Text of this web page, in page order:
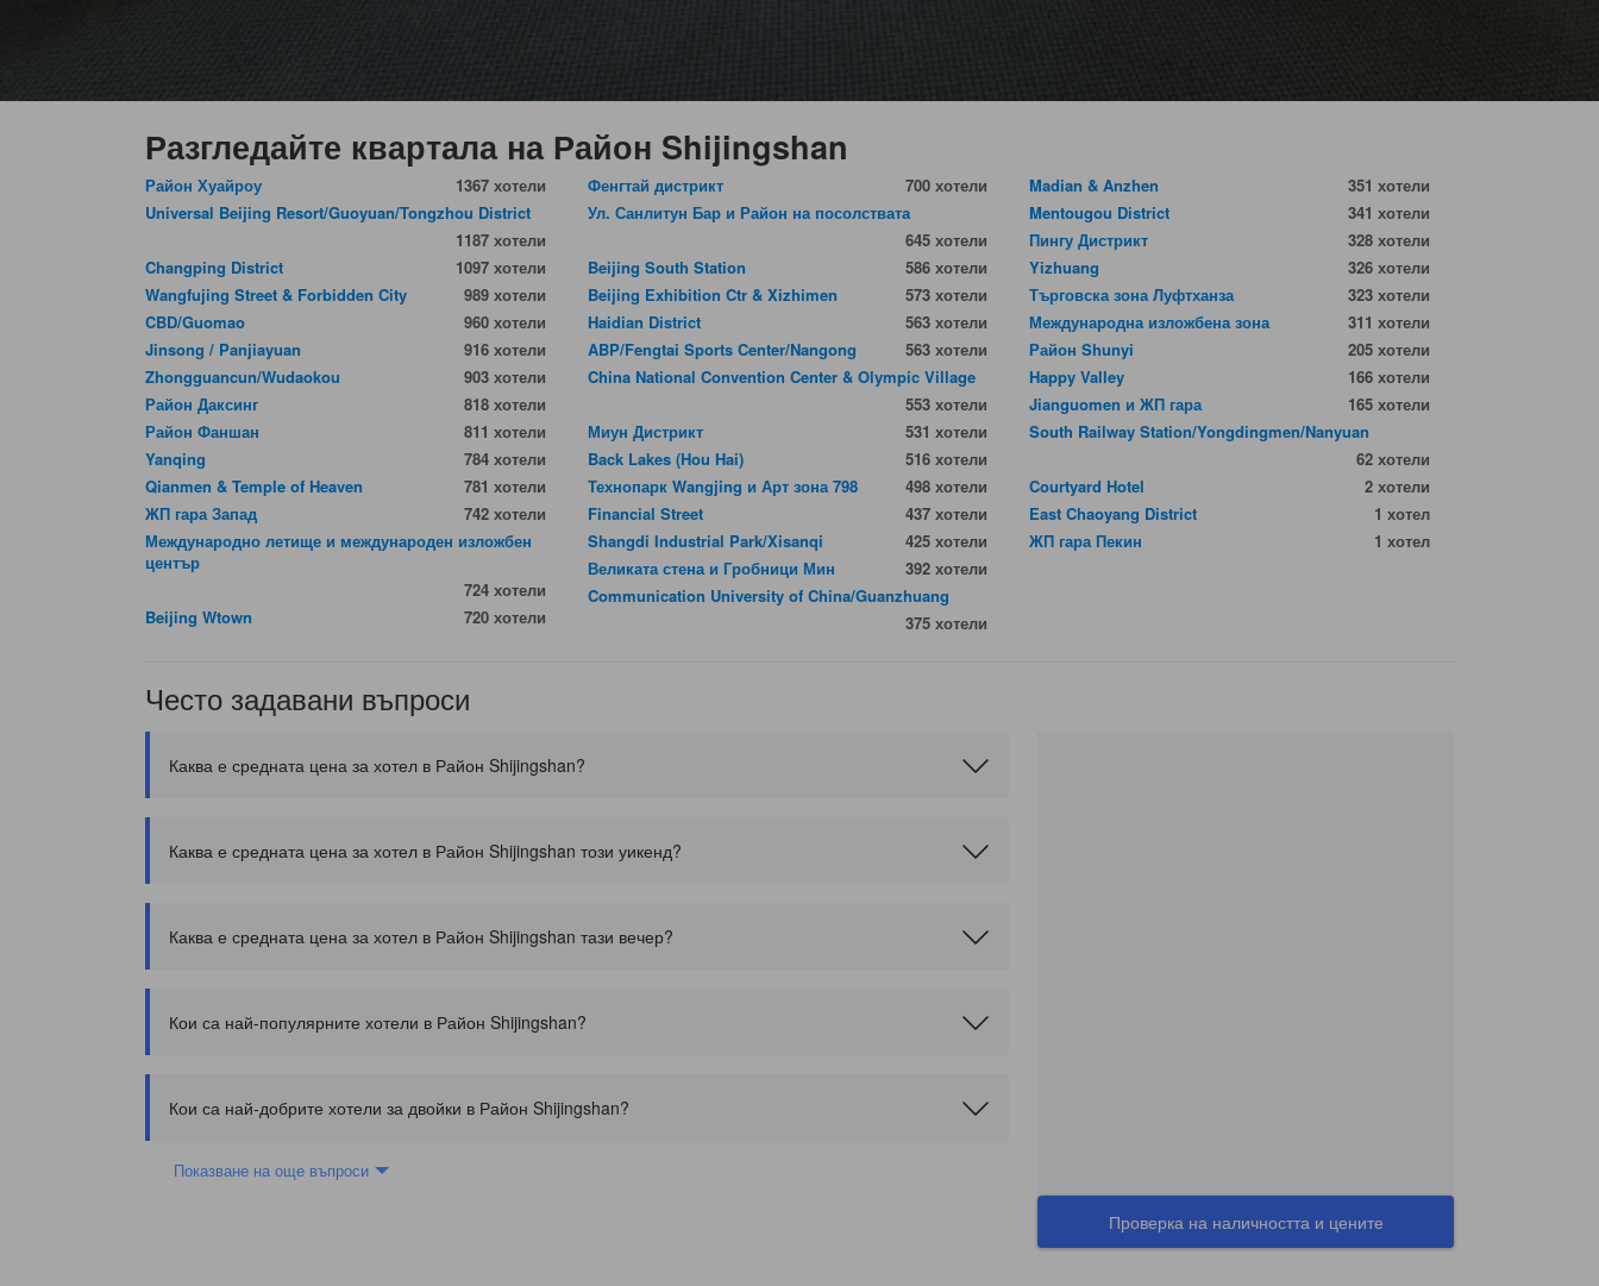
Разгледайте квартала на Район Shijingshan
Район Хуайроу
1367 хотели
Universal Beijing Resort/Guoyuan/Tongzhou District
1187 хотели
Changping District
1097 хотели
Wangfujing Street & Forbidden City
989 хотели
CBD/Guomao
960 хотели
Jinsong / Panjiayuan
916 хотели
Zhongguancun/Wudaokou
903 хотели
Район Даксинг
818 хотели
Район Фаншан
811 хотели
Yanqing
784 хотели
Qianmen & Temple of Heaven
781 хотели
ЖП гара Запад
742 хотели
Международно летище и международен изложбен
център
724 хотели
Beijing Wtown
720 хотели
Фенгтай дистрикт
700 хотели
Ул. Санлитун Бар и Район на посолствата
645 хотели
Beijing South Station
586 хотели
Beijing Exhibition Ctr & Xizhimen
573 хотели
Haidian District
563 хотели
ABP/Fengtai Sports Center/Nangong
563 хотели
China National Convention Center & Olympic Village
553 хотели
Миун Дистрикт
531 хотели
Back Lakes (Hou Hai)
516 хотели
Технопарк Wangjing и Арт зона 798
498 хотели
Financial Street
437 хотели
Shangdi Industrial Park/Xisanqi
425 хотели
Великата стена и Гробници Мин
392 хотели
Communication University of China/Guanzhuang
375 хотели
Madian & Anzhen
351 хотели
Mentougou District
341 хотели
Пингу Дистрикт
328 хотели
Yizhuang
326 хотели
Търговска зона Луфтханза
323 хотели
Международна изложбена зона
311 хотели
Район Shunyi
205 хотели
Happy Valley
166 хотели
Jianguomen и ЖП гара
165 хотели
South Railway Station/Yongdingmen/Nanyuan
62 хотели
Courtyard Hotel
2 хотели
East Chaoyang District
1 хотел
ЖП гара Пекин
1 хотел
Често задавани въпроси
Каква е средната цена за хотел в Район Shijingshan?
Каква е средната цена за хотел в Район Shijingshan този уикенд?
Каква е средната цена за хотел в Район Shijingshan тази вечер?
Кои са най-популярните хотели в Район Shijingshan?
Кои са най-добрите хотели за двойки в Район Shijingshan?
Показване на още въпроси
Проверка на наличността и цените